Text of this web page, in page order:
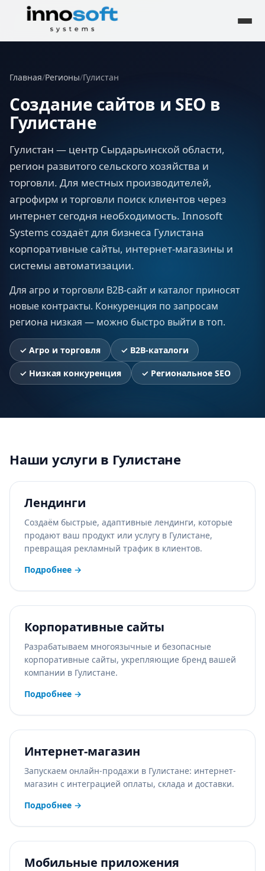
Главная/Регионы/Гулистан
Создание сайтов и SEO в
Гулистане
Гулистан — центр Сырдарьинской области,
регион развитого сельского хозяйства и
торговли. Для местных производителей,
агрофирм и торговли поиск клиентов через
интернет сегодня необходимость. Innosoft
Systems создаёт для бизнеса Гулистана
корпоративные сайты, интернет-магазины и
системы автоматизации.
Для агро и торговли B2B-сайт и каталог приносят
новые контракты. Конкуренция по запросам
региона низкая — можно быстро выйти в топ.
✓ Агро и торговля ✓ B2B-каталоги
✓ Низкая конкуренция ✓ Региональное SEO
Наши услуги в Гулистане
Лендинги
Создаём быстрые, адаптивные лендинги, которые
продают ваш продукт или услугу в Гулистане,
превращая рекламный трафик в клиентов.
Подробнее →
Корпоративные сайты
Разрабатываем многоязычные и безопасные
корпоративные сайты, укрепляющие бренд вашей
компании в Гулистане.
Подробнее →
Интернет-магазин
Запускаем онлайн-продажи в Гулистане: интернет-
магазин с интеграцией оплаты, склада и доставки.
Подробнее →
Мобильные приложения